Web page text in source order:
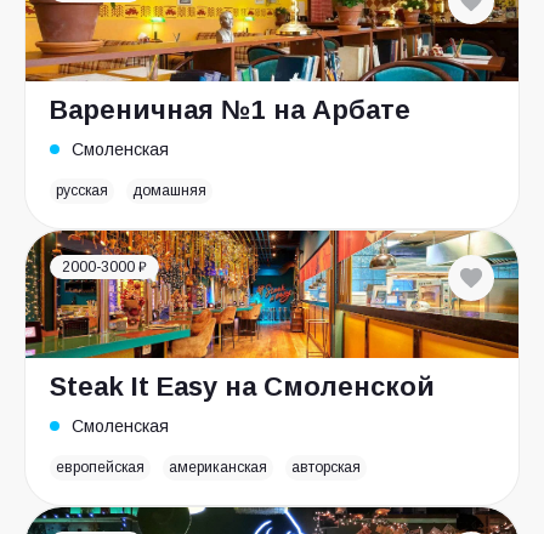
Вареничная №1 на Арбате
Смоленская
русская домашняя
2000-3000 ₽
Steak It Easy на Смоленской
Смоленская
европейская американская авторская